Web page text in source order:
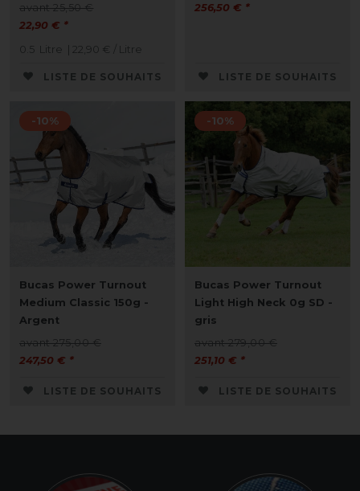
avant 25,50 €
22,90 € *
0.5 Litre | 22,90 € / Litre
LISTE DE SOUHAITS
256,50 € *
LISTE DE SOUHAITS
-10%
Bucas Power Turnout
Medium Classic 150g -
Argent
avant 275,00 €
247,50 € *
LISTE DE SOUHAITS
-10%
Bucas Power Turnout
Light High Neck 0g SD -
gris
avant 279,00 €
251,10 € *
LISTE DE SOUHAITS